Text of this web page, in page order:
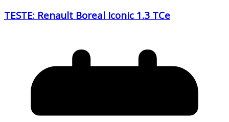
TESTE: Renault Boreal Iconic 1.3 TCe